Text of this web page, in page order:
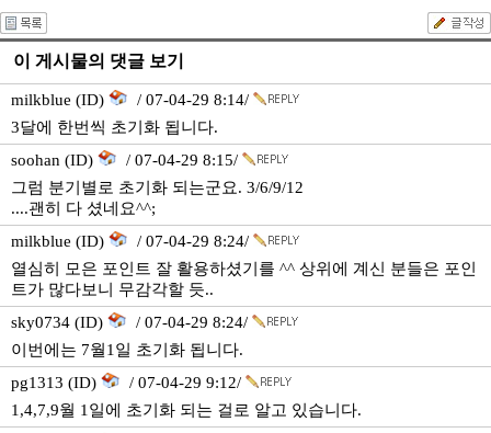
이 게시물의 댓글 보기
milkblue (ID)
/ 07-04-29 8:14/
3달에 한번씩 초기화 됩니다.
soohan (ID)
/ 07-04-29 8:15/
그럼 분기별로 초기화 되는군요. 3/6/9/12
....괜히 다 셨네요^^;
milkblue (ID)
/ 07-04-29 8:24/
열심히 모은 포인트 잘 활용하셨기를 ^^ 상위에 계신 분들은 포인
트가 많다보니 무감각할 듯..
sky0734 (ID)
/ 07-04-29 8:24/
이번에는 7월1일 초기화 됩니다.
pg1313 (ID)
/ 07-04-29 9:12/
1,4,7,9월 1일에 초기화 되는 걸로 알고 있습니다.